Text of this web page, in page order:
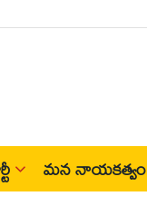
మన నాయకత్వం